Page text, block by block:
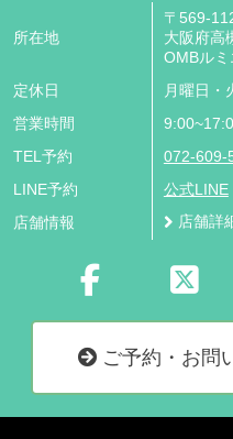
所在地
〒569-
大阪府高
OMBル
定休日
月曜日・
営業時間
TEL予約
072-609-
LINE予約
公式LINE
店舗情報
店舗詳
ご予約・お問